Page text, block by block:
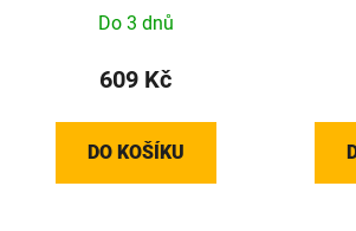
Do 3 dnů
609 Kč
DO KOŠÍKU